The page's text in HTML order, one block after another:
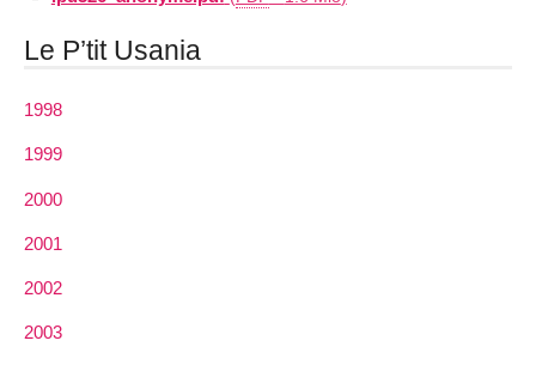
Le P’tit Usania
1998
1999
2000
2001
2002
2003